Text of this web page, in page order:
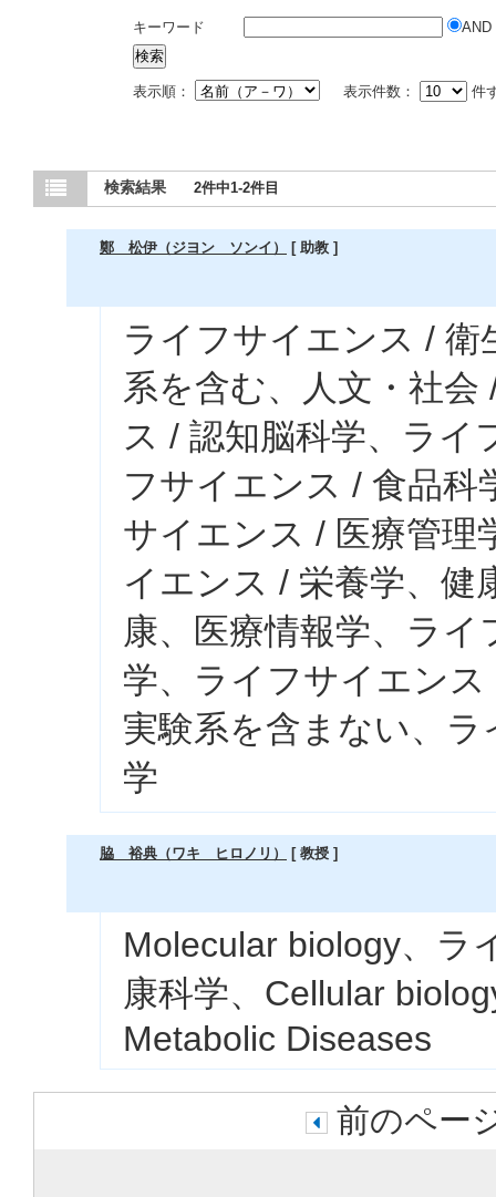
キーワード AND
表示順： 表示件数： 件
検索結果 2件中1-2件目
鄭 松伊（ジヨン ソンイ） [ 助教 ]
ライフサイエンス / 衛
系を含む、人文・社
ス / 認知脳科学、ライ
フサイエンス / 食品科
サイエンス / 医療管理
イエンス / 栄養学、健
康、医療情報学、ラ
学、ライフサイエン
実験系を含まない、
学
脇 裕典（ワキ ヒロノリ） [ 教授 ]
Molecular biology、ラ
康科学、Cellular
Metabolic Diseases
前のペー